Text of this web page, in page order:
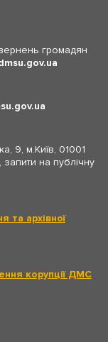
громадян
9, м.Київ, 01001
на публічну
та архівної
корупції ДМС